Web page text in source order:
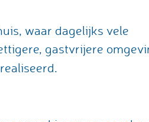
waar dagelijks vele
gastvrijere